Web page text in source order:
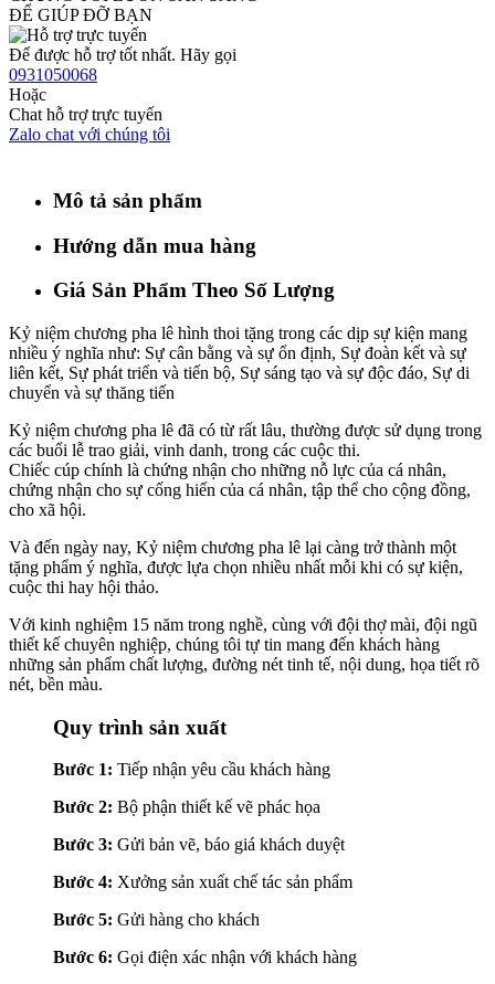
ĐỂ GIÚP ĐỠ BẠN
Để được hỗ trợ tốt nhất. Hãy gọi
0931050068
Hoặc
Chat hỗ trợ trực tuyến
Zalo chat với chúng tôi
Mô tả sản phẩm
Hướng dẫn mua hàng
Giá Sản Phẩm Theo Số Lượng
Kỷ niệm chương pha lê hình thoi tặng trong các dịp sự kiện mang
nhiều ý nghĩa như: Sự cân bằng và sự ổn định, Sự đoàn kết và sự
liên kết, Sự phát triển và tiến bộ, Sự sáng tạo và sự độc đáo, Sự di
chuyển và sự thăng tiến
Kỷ niệm chương pha lê đã có từ rất lâu, thường được sử dụng trong
các buổi lễ trao giải, vinh danh, trong các cuộc thi.
Chiếc cúp chính là chứng nhận cho những nỗ lực của cá nhân,
chứng nhận cho sự cống hiến của cá nhân, tập thể cho cộng đồng,
cho xã hội.
Và đến ngày nay, Kỷ niệm chương pha lê lại càng trở thành một
tặng phẩm ý nghĩa, được lựa chọn nhiều nhất mỗi khi có sự kiện,
cuộc thi hay hội thảo.
Với kinh nghiệm 15 năm trong nghề, cùng với đội thợ mài, đội ngũ
thiết kế chuyên nghiệp, chúng tôi tự tin mang đến khách hàng
những sản phẩm chất lượng, đường nét tinh tế, nội dung, họa tiết rõ
nét, bền màu.
Quy trình sản xuất
Bước 1: Tiếp nhận yêu cầu khách hàng
Bước 2: Bộ phận thiết kế vẽ phác họa
Bước 3: Gửi bản vẽ, báo giá khách duyệt
Bước 4: Xưởng sản xuất chế tác sản phẩm
Bước 5: Gửi hàng cho khách
Bước 6: Gọi điện xác nhận với khách hàng